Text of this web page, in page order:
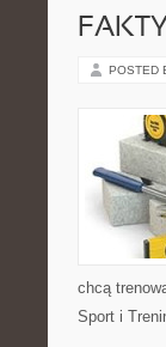
POSTED
chcą
Sport i